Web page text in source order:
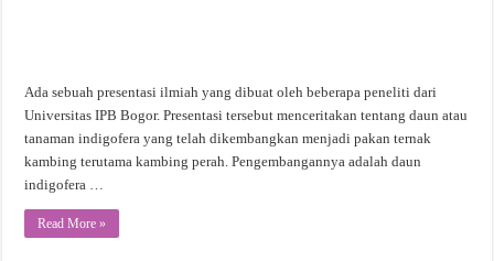
Ada sebuah presentasi ilmiah yang dibuat oleh beberapa peneliti dari
Universitas IPB Bogor. Presentasi tersebut menceritakan tentang daun atau
tanaman indigofera yang telah dikembangkan menjadi pakan ternak
kambing terutama kambing perah. Pengembangannya adalah daun
indigofera …
Read More »